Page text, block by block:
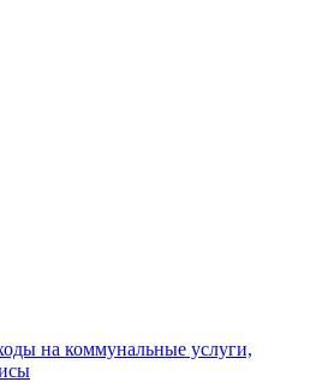
на коммунальные услуги,